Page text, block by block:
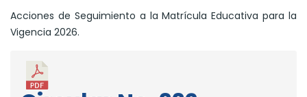
Acciones de Seguimiento a la Matrícula Educativa para la
Vigencia 2026.